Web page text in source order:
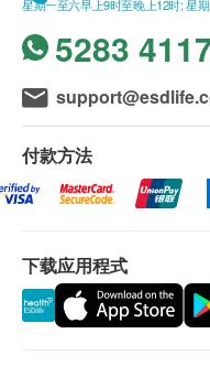
星期一至六早上9时至晚上12时; 星
5283
付款方法
下载应用程式